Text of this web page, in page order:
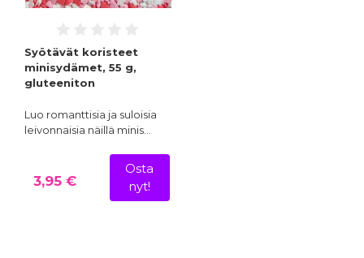
Syötävät koristeet
minisydämet, 55 g,
gluteeniton
Luo romanttisia ja suloisia
leivonnaisia näillä minis…
3,95 €
Osta
nyt!